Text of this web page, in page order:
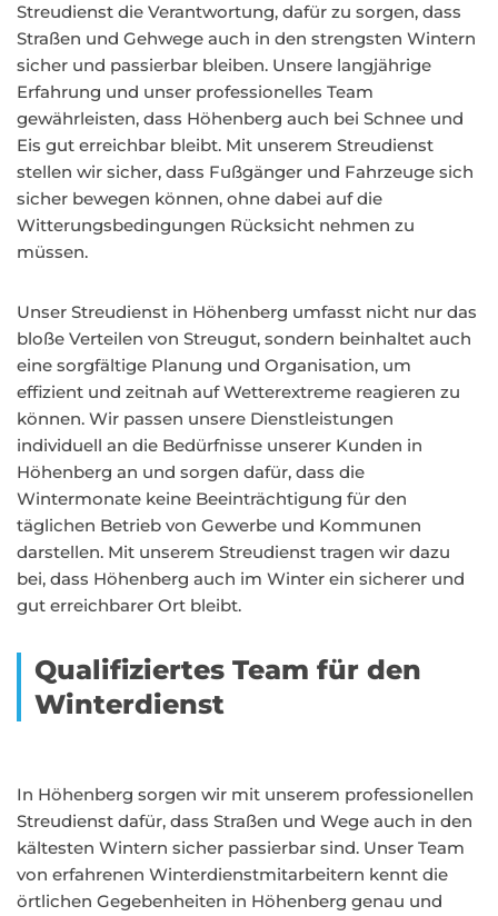
Streudienst die Verantwortung, dafür zu sorgen, dass
Straßen und Gehwege auch in den strengsten Wintern
sicher und passierbar bleiben. Unsere langjährige
Erfahrung und unser professionelles Team
gewährleisten, dass Höhenberg auch bei Schnee und
Eis gut erreichbar bleibt. Mit unserem Streudienst
stellen wir sicher, dass Fußgänger und Fahrzeuge sich
sicher bewegen können, ohne dabei auf die
Witterungsbedingungen Rücksicht nehmen zu
müssen.
Unser Streudienst in Höhenberg umfasst nicht nur das
bloße Verteilen von Streugut, sondern beinhaltet auch
eine sorgfältige Planung und Organisation, um
effizient und zeitnah auf Wetterextreme reagieren zu
können. Wir passen unsere Dienstleistungen
individuell an die Bedürfnisse unserer Kunden in
Höhenberg an und sorgen dafür, dass die
Wintermonate keine Beeinträchtigung für den
täglichen Betrieb von Gewerbe und Kommunen
darstellen. Mit unserem Streudienst tragen wir dazu
bei, dass Höhenberg auch im Winter ein sicherer und
gut erreichbarer Ort bleibt.
Qualifiziertes Team für den
Winterdienst
In Höhenberg sorgen wir mit unserem professionellen
Streudienst dafür, dass Straßen und Wege auch in den
kältesten Wintern sicher passierbar sind. Unser Team
von erfahrenen Winterdienstmitarbeitern kennt die
örtlichen Gegebenheiten in Höhenberg genau und